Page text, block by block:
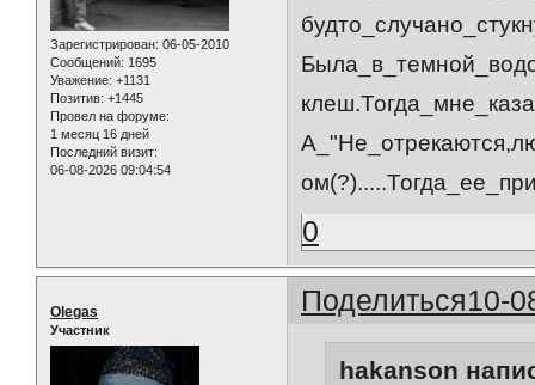
Зарегистрирован: 06-05-2010
Сообщений: 1695
Уважение: +1131
Позитив: +1445
Провел на форуме:
1 месяц 16 дней
Последний визит:
06-08-2026 09:04:54
0
Поделиться10-
Olegas
Участник
hakanson